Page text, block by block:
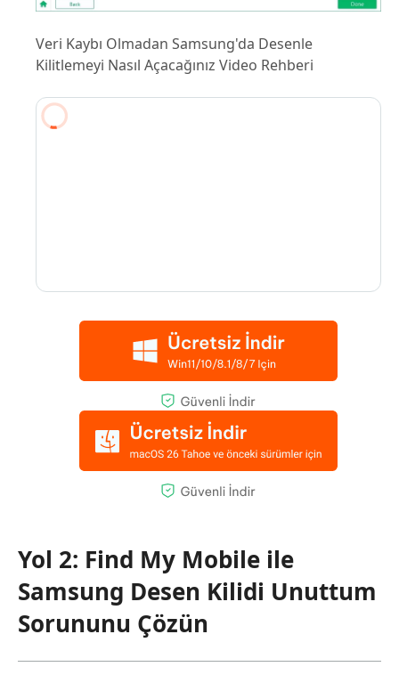
Veri Kaybı Olmadan Samsung'da Desenle
Kilitlemeyi Nasıl Açacağınız Video Rehberi
Yol 2: Find My Mobile ile
Samsung Desen Kilidi Unuttum
Sorununu Çözün